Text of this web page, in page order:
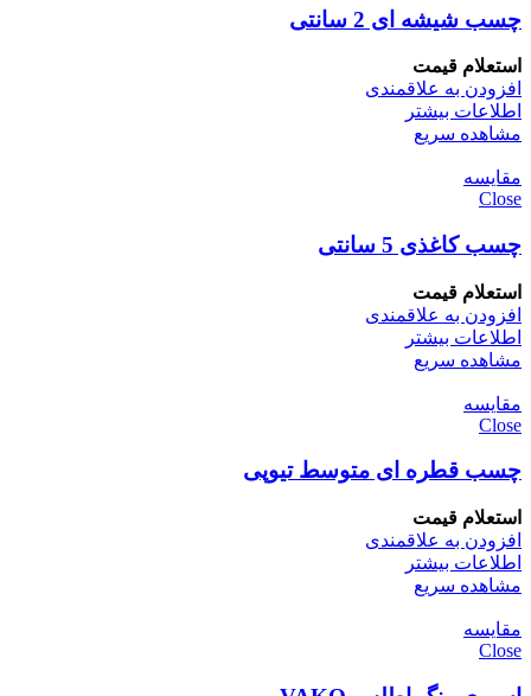
چسب شیشه ای 2 سانتی
استعلام قیمت
افزودن به علاقمندی
اطلاعات بیشتر
مشاهده سریع
مقایسه
Close
چسب کاغذی 5 سانتی
استعلام قیمت
افزودن به علاقمندی
اطلاعات بیشتر
مشاهده سریع
مقایسه
Close
چسب قطره ای متوسط تیوپی
استعلام قیمت
افزودن به علاقمندی
اطلاعات بیشتر
مشاهده سریع
مقایسه
Close